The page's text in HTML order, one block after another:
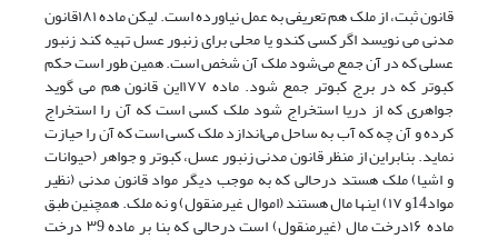
قانون ثبت، از ملک هم تعریفی به عمل نیاورده است. لیکن ماده ۱۸۱قانون
مدنی می نویسد اگر کسی کندو یا محلی برای زنبور عسل تهیه کند زنبور
عسلی که در آن جمع می‌شود ملک آن شخص است. همین طور است حکم
کبوتر که در برج کبوتر جمع شود. ماده ۱۷۷این قانون هم می گوید
جواهری که از دریا استخراج ‌شود ملک کسی است که آن ‌را استخراج
کرده و آن چه که آب به ساحل می‌اندازد ملک کسی ‌است که آن را حیازت
نماید. بنابراین از منظر قانون مدنی زنبور عسل، کبوتر و جواهر (حیوانات
و اشیا) ملک هستد درحالی که به موجب دیگر مواد قانون مدنی (نظیر
مواد14و ۱۷) اینها مال هستند (اموال غیرمنقول) و نه ملک. همچنین طبق
ماده ۱۶درخت مال (غیرمنقول) است‌ درحالی که بنا بر ماده ۳9 درخت